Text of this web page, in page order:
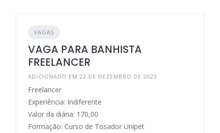
VAGAS
VAGA PARA BANHISTA
FREELANCER
ADICIONADO EM 22 DE DEZEMBRO DE 2025
Freelancer
Experiência: Indiferente
Valor da diária: 170,00
Formação: Curso de Tosador Unipet